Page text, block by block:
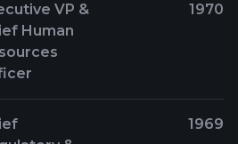
VP &
Human
1970
1969